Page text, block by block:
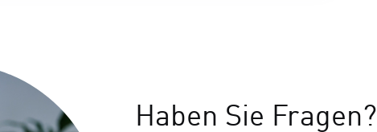
Haben Sie Fragen?